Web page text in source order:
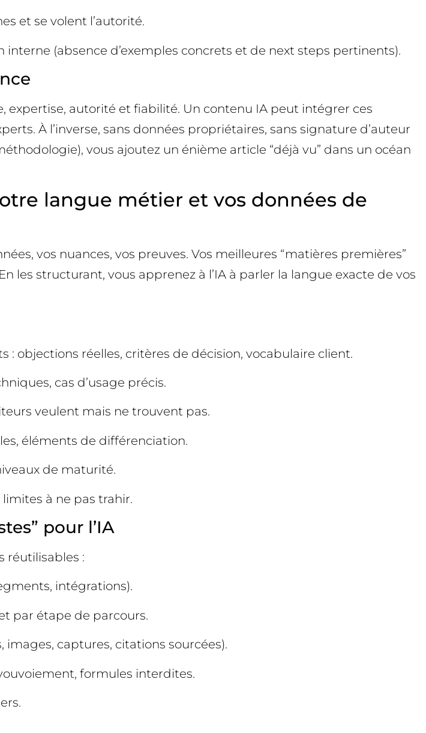
et se volent l’autorité.
(absence d’exemples concrets et de next steps pertinents).
autorité et fiabilité. Un contenu IA peut intégrer ces
À l’inverse, sans données propriétaires, sans signature d’auteur
vous ajoutez un énième article “déjà vu” dans un océan
langue métier et vos données de
vos nuances, vos preuves. Vos meilleures “matières premières”
les structurant, vous apprenez à l’IA à parler la langue exacte de vos
objections réelles, critères de décision, vocabulaire client.
cas d’usage précis.
veulent mais ne trouvent pas.
éléments de différenciation.
de maturité.
à ne pas trahir.
pour l’IA
réutilisables :
intégrations).
par étape de parcours.
captures, citations sourcées).
formules interdites.